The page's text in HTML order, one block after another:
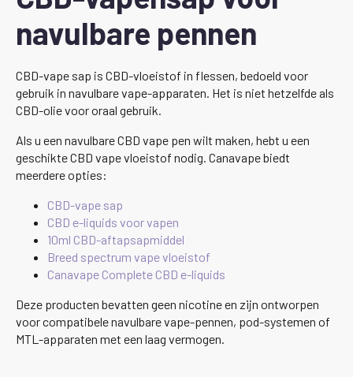
navulbare pennen
CBD-vape sap is CBD-vloeistof in flessen, bedoeld voor
gebruik in navulbare vape-apparaten. Het is niet hetzelfde als
CBD-olie voor oraal gebruik.
Als u een navulbare CBD vape pen wilt maken, hebt u een
geschikte CBD vape vloeistof nodig. Canavape biedt
meerdere opties:
CBD-vape sap
CBD e-liquids voor vapen
10ml CBD-aftapsapmiddel
Breed spectrum vape vloeistof
Canavape Complete CBD e-liquids
Deze producten bevatten geen nicotine en zijn ontworpen
voor compatibele navulbare vape-pennen, pod-systemen of
MTL-apparaten met een laag vermogen.